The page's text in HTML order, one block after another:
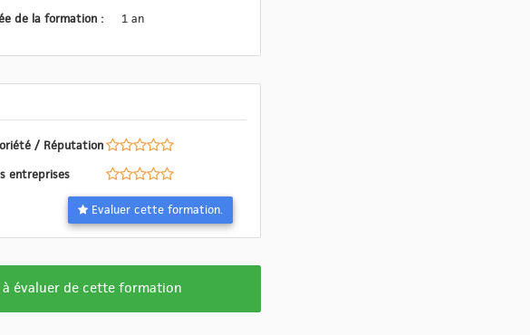
Durée de la formation :
1 an
Notoriété / Réputation
entreprises
Evaluer cette formation.
à évaluer de cette formation